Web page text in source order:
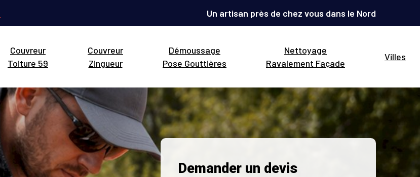
Un artisan près de chez vous dans le Nord
Couvreur
Toiture 59
Couvreur
Zingueur
Démoussage
Pose Gouttières
Nettoyage
Ravalement Façade
Villes
Demander un devis